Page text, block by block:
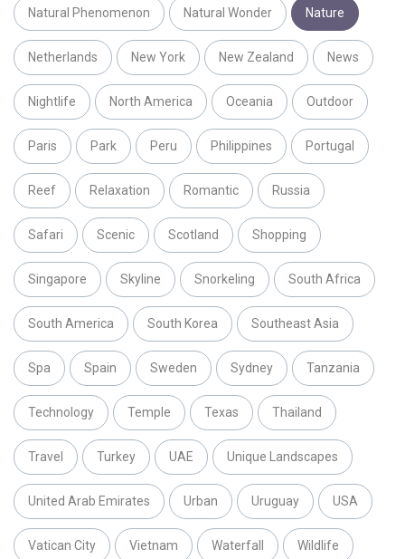
Natural Phenomenon Natural Wonder Nature
Netherlands New York New Zealand News
Nightlife North America Oceania Outdoor
Paris Park Peru Philippines Portugal
Reef Relaxation Romantic Russia
Safari Scenic Scotland Shopping
Singapore Skyline Snorkeling South Africa
South America South Korea Southeast Asia
Spa Spain Sweden Sydney Tanzania
Technology Temple Texas Thailand
Travel Turkey UAE Unique Landscapes
United Arab Emirates Urban Uruguay USA
Vatican City Vietnam Waterfall Wildlife